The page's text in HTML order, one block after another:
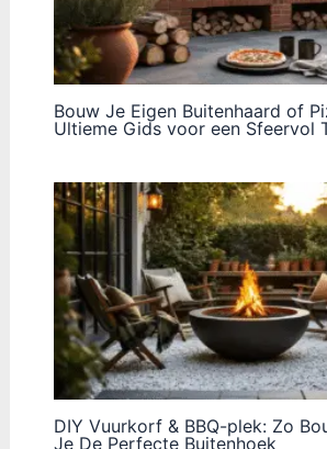
Bouw Je Eigen Buitenhaard of
Ultieme Gids voor een Sfeervol
DIY Vuurkorf & BBQ-plek: Zo
Je De Perfecte Buitenhoek